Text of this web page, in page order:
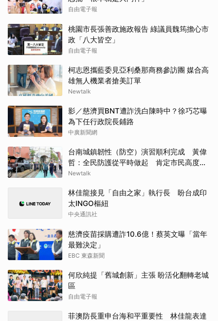
自由電子報
桃園市長張善政施政報告 綠議員魏筠擔心市
政「八大皆空」
自由電子報
柯志恩攜藍委見亞利桑那商務參訪團 媒合高
雄無人機業者搶美訂單
Newtalk
影／慈濟買BNT遭詐洗白陳時中？徐巧芯曝
為下任行政院長鋪路
中廣新聞網
台南城鎮韌性（防空）演習順利完成 黃偉
哲：全民防護從平時做起 肯定市民高度配
合
Newtalk
林佳龍接見「自由之家」執行長 盼台成印
太INGO樞紐
中央通訊社
慈濟疫苗採購遭詐10.6億！蔡英文曝「當年
最難決定」
EBC 東森新聞
何欣純提「舊城創新」主張 盼活化翻轉老城
區
自由電子報
菲澳防長重申台海和平重要性 林佳龍表達